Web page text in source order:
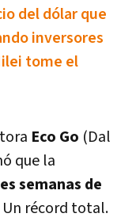
del dólar que
inversores
tome el
Eco Go (Dal
que la
semanas de
Un récord total.